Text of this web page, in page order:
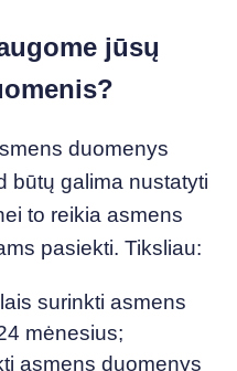
jūsų
duomenys
būtų galima nustatyti
to reikia asmens
pasiekti. Tiksliau:
surinkti asmens
mėnesius;
asmens duomenys